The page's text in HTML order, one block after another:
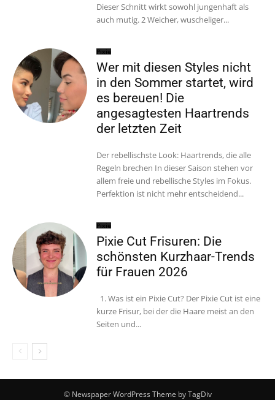
Dieser Schnitt wirkt sowohl jungenhaft als
auch mutig. 2 Weicher, wuscheliger...
Pixie
Wer mit diesen Styles nicht
in den Sommer startet, wird
es bereuen! Die
angesagtesten Haartrends
der letzten Zeit
Der rebellischste Look: Haartrends, die alle
Regeln brechen In dieser Saison stehen vor
allem freie und rebellische Styles im Fokus.
Perfektion ist nicht mehr entscheidend...
Pixie
Pixie Cut Frisuren: Die
schönsten Kurzhaar-Trends
für Frauen 2026
1. Was ist ein Pixie Cut? Der Pixie Cut ist eine
kurze Frisur, bei der die Haare meist an den
Seiten und...
© Newspaper WordPress Theme by TagDiv